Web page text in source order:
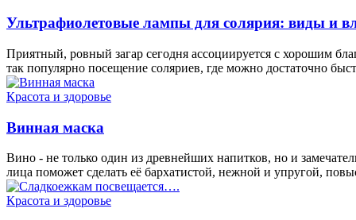
Ультрафиолетовые лампы для солярия: виды и
Приятный, ровный загар сегодня ассоциируется с хорошим
так популярно посещение соляриев, где можно достаточно
Красота и здоровье
Винная маска
Вино - не только один из древнейших напитков, но и
лица поможет сделать её бархатистой, нежной и упругой,
Красота и здоровье